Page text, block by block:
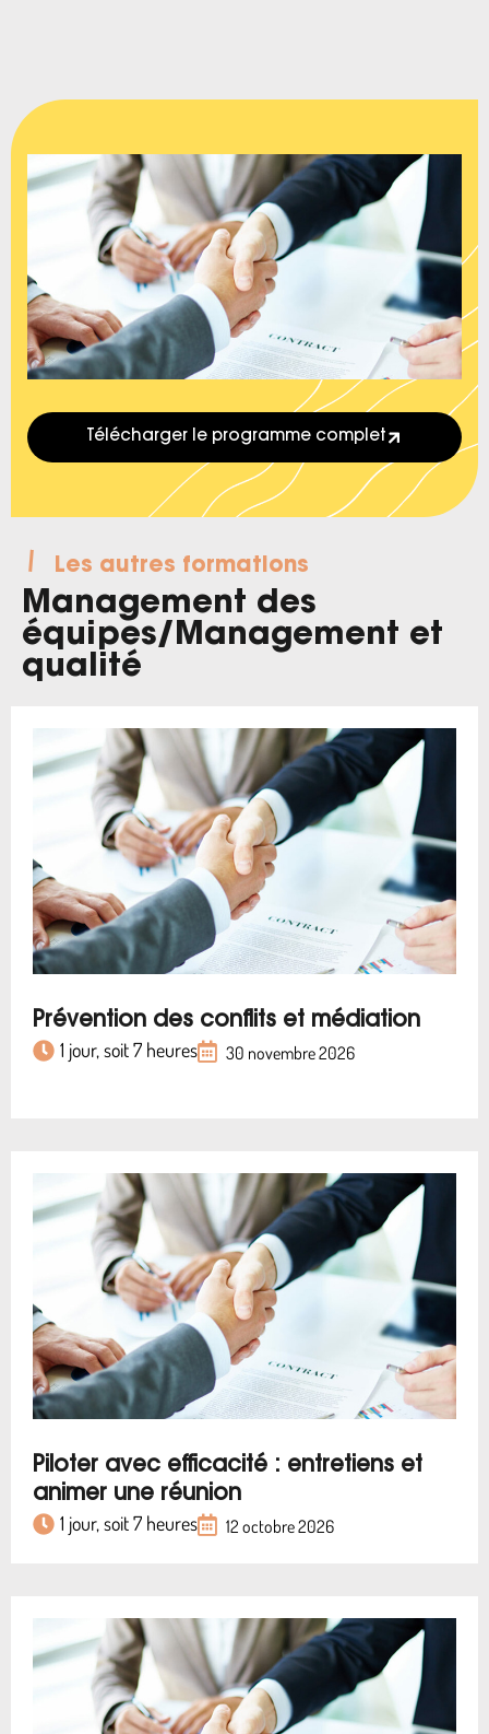
Télécharger le programme complet
Les autres formations
Management des
équipes/Management et
qualité
Prévention des conflits et médiation
1 jour, soit 7 heures 30 novembre 2026
Piloter avec efficacité : entretiens et
animer une réunion
1 jour, soit 7 heures 12 octobre 2026